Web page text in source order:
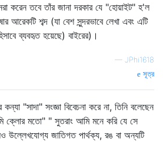
করেন তবে তাঁর জানা দরকার যে "হোয়াইট" হ'ল
আরেকটি শব্দ (যা বেশ সুন্দরভাবে লেখা এবং এটি
ব্যবহৃত হয়েছে) বাইরের)।
— JPhi1618
সূত্র
কন্যা "সাদা" সংজ্ঞা বিবেচনা করে না, তিনি বলেছেন
ক্লোর মতো" " সুতরাং আমি মনে করি যে সে
উল্লেখযোগ্য জাতিগত পার্থক্য, রঙ বা অন্যটি